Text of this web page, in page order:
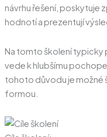
návrhu řešení, poskytuje
hodnotí a prezentují
Na tomto školení typicky
vede k hlubšímu
tohoto důvodu je možné
formou.